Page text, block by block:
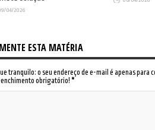
04/2026
ESTA MATÉRIA
tranquilo: o seu endereço de e-mail é apenas para
obrigatório! *